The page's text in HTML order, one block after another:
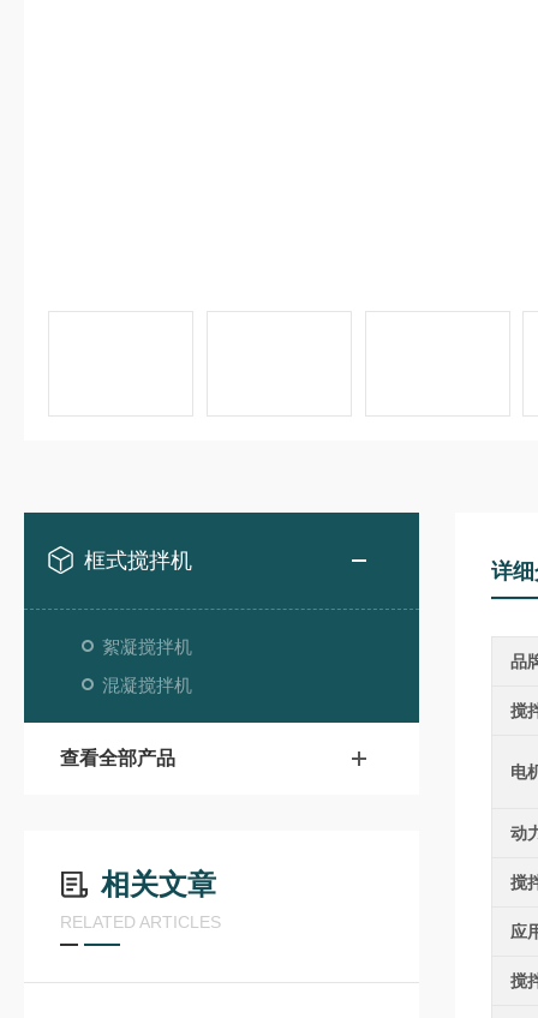
框式搅拌机
絮凝搅拌机
混凝搅拌机
查看全部产品
相关文章
RELATED ARTICLES
详
品
搅
电
动
搅
应
搅